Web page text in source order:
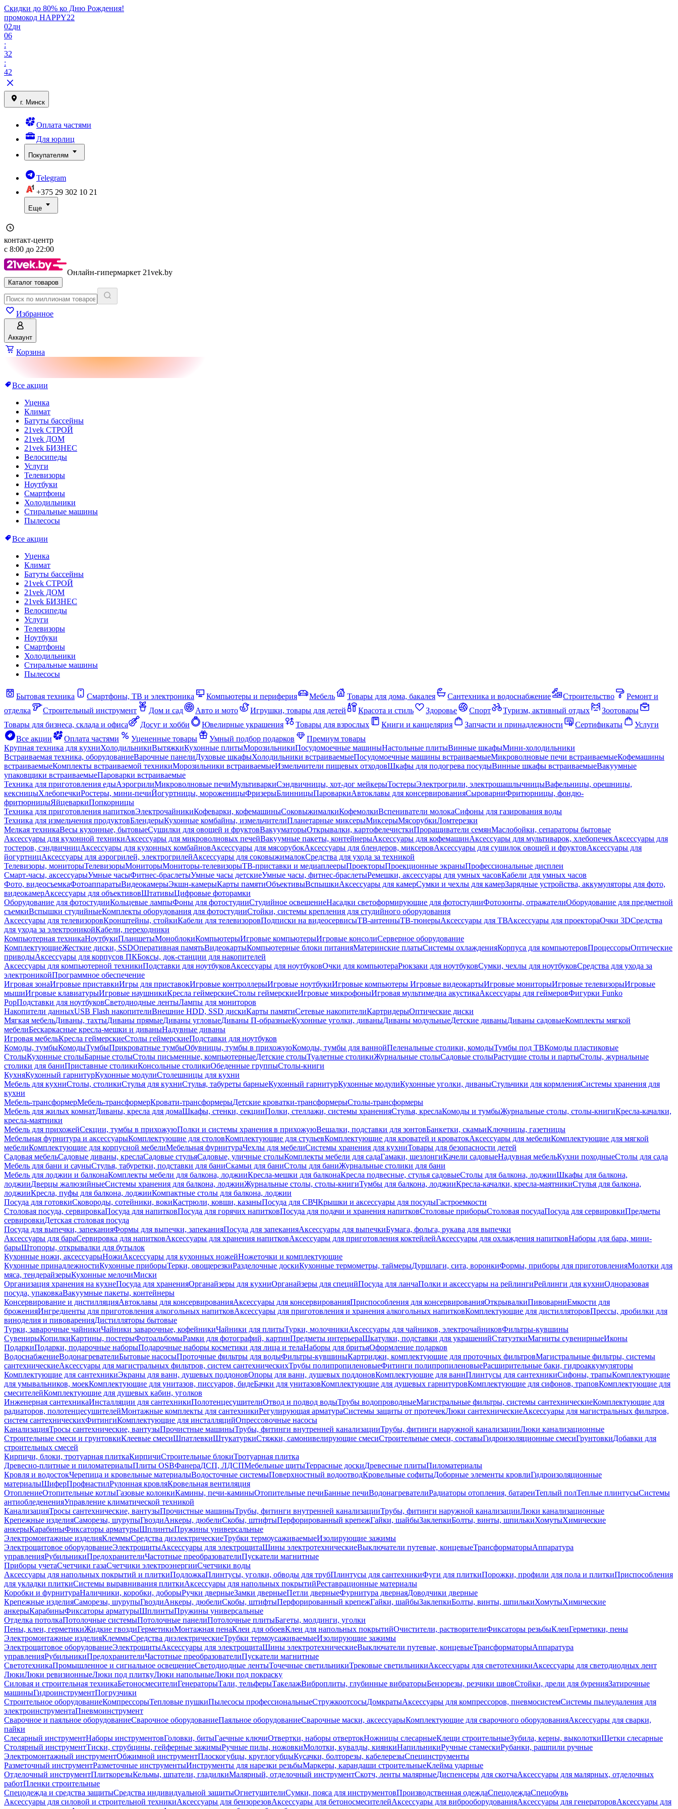
Скидки до 80% ко Дню Рождения!
промокод HAPPY22
02дн
06
:
32
:
42
г. Минск
Оплата частями
Для юрлиц
Покупателям
Telegram
+375 29 302 10 21
Еще
контакт-центр
с 8:00 до 22:00
Онлайн-гипермаркет 21vek.by
Каталог товаров
Избранное
Аккаунт
Корзина
Все акции
Уценка
Климат
Батуты бассейны
21vek СТРОЙ
21vek ДОМ
21vek БИЗНЕС
Велосипеды
Услуги
Телевизоры
Ноутбуки
Смартфоны
Холодильники
Стиральные машины
Пылесосы
Все акции
Уценка
Климат
Батуты бассейны
21vek СТРОЙ
21vek ДОМ
21vek БИЗНЕС
Велосипеды
Услуги
Телевизоры
Ноутбуки
Смартфоны
Холодильники
Стиральные машины
Пылесосы
Бытовая техника Смартфоны, ТВ и электроника Компьютеры и периферия Мебель Товары для дома, бакалея Сантехника и водоснабжение Строительство
Ремонт и
отделка
Строительный инструмент Дом и сад Авто и мото Игрушки, товары для детей Красота и стиль Здоровье Спорт Туризм, активный отдых
Зоотовары
Товары для бизнеса, склада и офиса
Досуг и хобби Ювелирные украшения Товары для взрослых Книги и канцелярия Запчасти и принадлежности Сертификаты
Услуги
Все акции
Оплата частями Уцененные товары Умный подбор подарков
Премиум товары
Крупная техника для кухниХолодильникиВытяжкиКухонные плитыМорозильникиПосудомоечные машиныНастольные плитыВинные шкафыМини-холодильники
Встраиваемая техника, оборудованиеВарочные панелиДуховые шкафыХолодильники встраиваемыеПосудомоечные машины встраиваемыеМикроволновые печи встраиваемыеКофемашины
встраиваемыеКомплекты встраиваемой техникиМорозильники встраиваемыеИзмельчители пищевых отходовШкафы для подогрева посудыВинные шкафы встраиваемыеВакуумные
упаковщики встраиваемыеПароварки встраиваемые
Техника для приготовления едыАэрогрилиМикроволновые печиМультиваркиСэндвичницы, хот-дог мейкерыТостерыЭлектрогрили, электрошашлычницыВафельницы, орешницы,
кексницыХлебопечкиРостеры, мини-печиЙогуртницы, мороженицыФризерыБлинницыПароваркиАвтоклавы для консервированияСыроварниФритюрницы, фондю-
фритюрницыЯйцеваркиПопкорницы
Техника для приготовления напитковЭлектрочайникиКофеварки, кофемашиныСоковыжималкиКофемолкиВспениватели молокаСифоны для газирования воды
Техника для измельчения продуктовБлендерыКухонные комбайны, измельчителиПланетарные миксерыМиксерыМясорубкиЛомтерезки
Мелкая техникаВесы кухонные, бытовыеСушилки для овощей и фруктовВакууматорыОткрывалки, картофелечисткиПроращиватели семянМаслобойки, сепараторы бытовые
Аксессуары для кухонной техникиАксессуары для микроволновых печейВакуумные пакеты, контейнерыАксессуары для кофемашинАксессуары для мультиварок, хлебопечекАксессуары для
тостеров, сэндвичницАксессуары для кухонных комбайновАксессуары для мясорубокАксессуары для блендеров, миксеровАксессуары для сушилок овощей и фруктовАксессуары для
йогуртницАксессуары для аэрогрилей, электрогрилейАксессуары для соковыжималокСредства для ухода за техникой
Телевизоры, мониторыТелевизорыМониторыМониторы-телевизорыТВ-приставки и медиаплеерыПроекторыПроекционные экраныПрофессиональные дисплеи
Смарт-часы, аксессуарыУмные часыФитнес-браслетыУмные часы детскиеУмные часы, фитнес-браслетыРемешки, аксессуары для умных часовКабели для умных часов
Фото, видеосъемкаФотоаппаратыВидеокамерыЭкшн-камерыКарты памятиОбъективыВспышкиАксессуары для камерСумки и чехлы для камерЗарядные устройства, аккумуляторы для фото,
видеокамерАксессуары для объективовШтативыЦифровые фоторамки
Оборудование для фотостудииКольцевые лампыФоны для фотостудииСтудийное освещениеНасадки светоформирующие для фотостудииФотозонты, отражателиОборудование для предметной
съемкиВспышки студийныеКомплекты оборудования для фотостудииСтойки, системы крепления для студийного оборудования
Аксессуары для телевизоровКронштейны, стойкиКабели для телевизоровПодписки на видеосервисыТВ-антенныТВ-тюнерыАксессуары для ТВАксессуары для проектораОчки 3DСредства
для ухода за электроникойКабели, переходники
Компьютерная техникаНоутбукиПланшетыМоноблокиКомпьютерыИгровые компьютерыИгровые консолиСерверное оборудование
КомплектующиеЖесткие диски, SSDОперативная памятьВидеокартыКомпьютерные блоки питанияМатеринские платыСистемы охлажденияКорпуса для компьютеровПроцессорыОптические
приводыАксессуары для корпусов ПКБоксы, док-станции для накопителей
Аксессуары для компьютерной техникиПодставки для ноутбуковАксессуары для ноутбуковОчки для компьютераРюкзаки для ноутбуковСумки, чехлы для ноутбуковСредства для ухода за
электроникойПрограммное обеспечение
Игровая зонаИгровые приставкиИгры для приставокИгровые контроллерыИгровые ноутбукиИгровые компьютеры Игровые видеокартыИгровые мониторыИгровые телевизорыИгровые
мышиИгровые клавиатурыИгровые наушникиКресла геймерскиеСтолы геймерскиеИгровые микрофоныИгровая мультимедиа акустикаАксессуары для геймеровФигурки Funko
PopПодставки для ноутбуковСветодиодные лентыЛампы для мониторов
Накопители данныхUSB Flash накопителиВнешние HDD, SSD дискиКарты памятиСетевые накопителиКартридерыОптические диски
Мягкая мебельДиваны, тахтыДиваны прямыеДиваны угловыеДиваны П-образныеКухонные уголки, диваныДиваны модульныеДетские диваныДиваны садовыеКомплекты мягкой
мебелиБескаркасные кресла-мешки и диваныНадувные диваны
Игровая мебельКресла геймерскиеСтолы геймерскиеПодставки для ноутбуков
Комоды, тумбыКомодыТумбыПрикроватные тумбыОбувницы, тумбы в прихожуюКомоды, тумбы для ваннойПеленальные столики, комодыТумбы под ТВКомоды пластиковые
СтолыКухонные столыБарные столыСтолы письменные, компьютерныеДетские столыТуалетные столикиЖурнальные столыСадовые столыРастущие столы и партыСтолы, журнальные
столики для баниПриставные столикиКонсольные столикиОбеденные группыСтолы-книги
КухняКухонный гарнитурКухонные модулиСтолешницы для кухни
Мебель для кухниСтолы, столикиСтулья для кухниСтулья, табуреты барныеКухонный гарнитурКухонные модулиКухонные уголки, диваныСтульчики для кормленияСистемы хранения для
кухни
Мебель-трансформерМебель-трансформерКровати-трансформерыДетские кроватки-трансформерыСтолы-трансформеры
Мебель для жилых комнатДиваны, кресла для домаШкафы, стенки, секцииПолки, стеллажи, системы храненияСтулья, креслаКомоды и тумбыЖурнальные столы, столы-книгиКресла-качалки,
кресла-маятники
Мебель для прихожейСекции, тумбы в прихожуюПолки и системы хранения в прихожуюВешалки, подставки для зонтовБанкетки, скамьиКлючницы, газетницы
Мебельная фурнитура и аксессуарыКомплектующие для столовКомплектующие для стульевКомплектующие для кроватей и кроватокАксессуары для мебелиКомплектующие для мягкой
мебелиКомплектующие для корпусной мебелиМебельная фурнитураЧехлы для мебелиСистемы хранения для кухниТовары для безопасности детей
Садовая мебельСадовые диваны, креслаСадовые стульяСадовые, уличные столыКомплекты мебели для садаГамаки, шезлонгиКачели садовыеНадувная мебельКухни походныеСтолы для сада
Мебель для бани и сауныСтулья, табуретки, подставки для баниСкамьи для баниСтолы для баниЖурнальные столики для бани
Мебель для лоджии и балконаКомплекты мебели для балкона, лоджииКресла-мешки для балконаКресла подвесные, стулья садовыеСтолы для балкона, лоджииШкафы для балкона,
лоджииДверцы жалюзийныеСистемы хранения для балкона, лоджииЖурнальные столы, столы-книгиТумбы для балкона, лоджииКресла-качалки, кресла-маятникиСтулья для балкона,
лоджииКресла, пуфы для балкона, лоджииКомпактные столы для балкона, лоджии
Посуда для готовкиСковороды, сотейники, вокиКастрюли, ковши, казаныПосуда для СВЧКрышки и аксессуары для посудыГастроемкости
Столовая посуда, сервировкаПосуда для напитковПосуда для горячих напитковПосуда для подачи и хранения напитковСтоловые приборыСтоловая посудаПосуда для сервировкиПредметы
сервировкиДетская столовая посуда
Посуда для выпечки, запеканияФормы для выпечки, запеканияПосуда для запеканияАксессуары для выпечкиБумага, фольга, рукава для выпечки
Аксессуары для бараСервировка для напитковАксессуары для хранения напитковАксессуары для приготовления коктейлейАксессуары для охлаждения напитковНаборы для бара, мини-
барыШтопоры, открывалки для бутылок
Кухонные ножи, аксессуарыНожиАксессуары для кухонных ножейНожеточки и комплектующие
Кухонные принадлежностиКухонные приборыТерки, овощерезкиРазделочные доскиКухонные термометры, таймерыДуршлаги, сита, воронкиФормы, приборы для приготовленияМолотки для
мяса, тендерайзерыКухонные мелочиМиски
Организация хранения на кухнеПосуда для храненияОрганайзеры для кухниОрганайзеры для специйПосуда для ланчаПолки и аксессуары на рейлингиРейлинги для кухниОдноразовая
посуда, упаковкаВакуумные пакеты, контейнеры
Консервирование и дистилляцияАвтоклавы для консервированияАксессуары для консервированияПриспособления для консервированияОткрывалкиПивоварниЕмкости для
броженияИнгредиенты для приготовления алкогольных напитковАксессуары для приготовления и хранения алкогольных напитковКомплектующие для дистилляторовПрессы, дробилки для
виноделия и пивоваренияДистилляторы бытовые
Турки, заварочные чайникиЧайники заварочные, кофейникиЧайники для плитыТурки, молочникиАксессуары для чайников, электрочайниковФильтры-кувшины
СувенирыКопилкиКартины, постерыФотоальбомыРамки для фотографий, картинПредметы интерьераШкатулки, подставки для украшенийСтатуэткиМагниты сувенирныеИконы
ПодаркиПодарки, подарочные наборыПодарочные наборы косметики для лица и телаНаборы для бритьяОформление подарков
ВодоснабжениеВодонагревателиБытовые насосыПроточные фильтры для водыФильтры-кувшиныКартриджи, комплектующие для проточных фильтровМагистральные фильтры, системы
сантехническиеАксессуары для магистральных фильтров, систем сантехническихТрубы полипропиленовыеФитинги полипропиленовыеРасширительные баки, гидроаккумуляторы
Комплектующие для сантехникиЭкраны для ванн, душевых поддоновОпоры для ванн, душевых поддоновКомплектующие для ваннПлинтусы для сантехникиСифоны, трапыКомплектующие
для умывальников, моекКомплектующие для унитазов, писсуаров, бидеБачки для унитазовКомплектующие для душевых гарнитуровКомплектующие для сифонов, траповКомплектующие для
смесителейКомплектующие для душевых кабин, уголков
Инженерная сантехникаИнсталляции для сантехникиПолотенцесушителиОтвод и подвод водыТрубы водопроводныеМагистральные фильтры, системы сантехническиеКомплектующие для
радиаторов, полотенцесушителейМонтажные комплекты для сантехникиРегулирующая арматураСистемы защиты от протечекЛюки сантехническиеАксессуары для магистральных фильтров,
систем сантехническихФитингиКомплектующие для инсталляцийОпрессовочные насосы
КанализацияТросы сантехнические, вантузыПрочистные машиныТрубы, фитинги внутренней канализацииТрубы, фитинги наружной канализацииЛюки канализационные
Строительные смеси и грунтовкиКлеевые смесиШпатлевкиШтукатуркиСтяжки, самонивелирующие смесиСтроительные смеси, составыГидроизоляционные смесиГрунтовкиДобавки для
строительных смесей
Кирпичи, блоки, тротуарная плиткаКирпичиСтроительные блокиТротуарная плитка
Древесно-плитные и пиломатериалыПлиты OSBФанераДСП, ЛДСПМебельные щитыТеррасные доскиДревесные плитыПиломатериалы
Кровля и водостокЧерепица и кровельные материалыВодосточные системыПоверхностный водоотводКровельные софитыДоборные элементы кровлиГидроизоляционные
материалыШиферПрофнастилРулонная кровляКровельная вентиляция
ОтоплениеОтопительные котлыГазовые колонкиКамины, печи-каминыОтопительные печиБанные печиВодонагревателиРадиаторы отопления, батареиТеплый полТеплые плинтусыСистемы
антиобледененияУправление климатической техникой
КанализацияТросы сантехнические, вантузыПрочистные машиныТрубы, фитинги внутренней канализацииТрубы, фитинги наружной канализацииЛюки канализационные
Крепежные изделияСаморезы, шурупыГвоздиАнкеры, дюбелиСкобы, штифтыПерфорированный крепежГайки, шайбыЗаклепкиБолты, винты, шпилькиХомутыХимические
анкерыКарабиныФиксаторы арматурыШплинтыПружины универсальные
Электромонтажные изделияКлеммыСредства диэлектрическиеТрубки термоусаживаемыеИзолирующие зажимы
Электрощитовое оборудованиеЭлектрощитыАксессуары для электрощитаШины электротехническиеВыключатели путевые, концевыеТрансформаторыАппаратура
управленияРубильникиПредохранителиЧастотные преобразователиПускатели магнитные
Приборы учетаСчетчики газаСчетчики электроэнергииСчетчики воды
Аксессуары для напольных покрытий и плиткиПодложкаПлинтусы, уголки, обводы для трубПлинтусы для сантехникиФуги для плиткиПорожки, профили для пола и плиткиПриспособления
для укладки плиткиСистемы выравнивания плиткиАксессуары для напольных покрытийРеставрационные материалы
Коробки и фурнитураНаличники, коробки, доборыРучки дверныеЗамки дверныеПетли дверныеФурнитура двернаяДоводчики дверные
Крепежные изделияСаморезы, шурупыГвоздиАнкеры, дюбелиСкобы, штифтыПерфорированный крепежГайки, шайбыЗаклепкиБолты, винты, шпилькиХомутыХимические
анкерыКарабиныФиксаторы арматурыШплинтыПружины универсальные
Отделка потолкаПотолочные системыПотолочные панелиПотолочные плитыБагеты, молдинги, уголки
Пены, клеи, герметикиЖидкие гвоздиГерметикиМонтажная пенаКлеи для обоевКлеи для напольных покрытийОчистители, растворителиФиксаторы резьбыКлеиГерметики, пены
Электромонтажные изделияКлеммыСредства диэлектрическиеТрубки термоусаживаемыеИзолирующие зажимы
Электрощитовое оборудованиеЭлектрощитыАксессуары для электрощитаШины электротехническиеВыключатели путевые, концевыеТрансформаторыАппаратура
управленияРубильникиПредохранителиЧастотные преобразователиПускатели магнитные
СветотехникаПромышленное и сигнальное освещениеСветодиодные лентыТочечные светильникиТрековые светильникиАксессуары для светотехникиАксессуары для светодиодных лент
ЛюкиЛюки ревизионныеЛюки под плиткуЛюки напольныеЛюки под покраску
Силовая и строительная техникаБетоносмесителиГенераторыТали, тельферыТакелажВиброплиты, глубинные вибраторыБензорезы, резчики швовСтойки, дрели для буренияЗатирочные
машиныГидроинструментПогрузчики
Строительное оборудованиеКомпрессорыТепловые пушкиПылесосы профессиональныеСтружкоотсосыДомкратыАксессуары для компрессоров, пневмосистемСистемы пылеудаления для
электроинструментаПневмоинструмент
Сварочное и паяльное оборудованиеСварочное оборудованиеПаяльное оборудованиеСварочные маски, аксессуарыКомплектующие для сварочного оборудованияАксессуары для сварки,
пайки
Слесарный инструментНаборы инструментовГоловки, битыГаечные ключиОтвертки, наборы отвертокНожницы слесарныеКлещи строительныеЗубила, керны, выколоткиЩетки слесарные
Столярный инструментТиски, струбцины, гейферные зажимыРучные пилы, ножовкиМолотки, кувалды, киянкиНапильникиРучные стамескиРубанки, рашпили ручные
Электромонтажный инструментОбжимной инструментПлоскогубцы, круглогубцыКусачки, болторезы, кабелерезыСпецинструменты
Разметочный инструментРазметочные инструментыИнструменты для нарезки резьбыМаркеры, карандаши строительныеКлейма ударные
Отделочный инструментПлиткорезыКельмы, шпатели, гладилкиМалярный, отделочный инструментСкотч, ленты малярныеДиспенсеры для скотчаАксессуары для малярных, отделочных
работПленки строительные
Спецодежда и средства защитыСредства индивидуальной защитыОгнетушителиСумки, пояса для инструментовПроизводственная одеждаСпецодеждаСпецобувь
Аксессуары для силовой и строительной техникиАксессуары для бензорезовАксессуары для бетоносмесителейАксессуары для виброоборудованияАксессуары для генераторовАксессуары для